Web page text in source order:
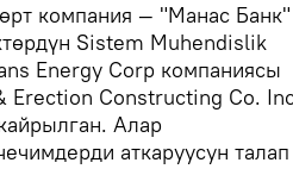
компания — "Манас Банк"
Sistem Muhendislik
Energy Corp компаниясы
Erection Constructing Co.
Алар
аткаруусун талап